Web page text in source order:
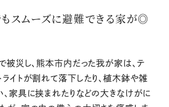
スムーズに避難できる家が◎
被災し、熊本市内だった我が家は、テ
ライトが割れて落下したり、植木鉢や雑
、家具に挟まれたりなどの大きなけがに